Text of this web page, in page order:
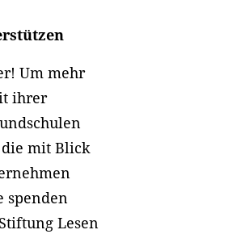
Um mehr
ihrer
die mit Blick
spenden
Lesen